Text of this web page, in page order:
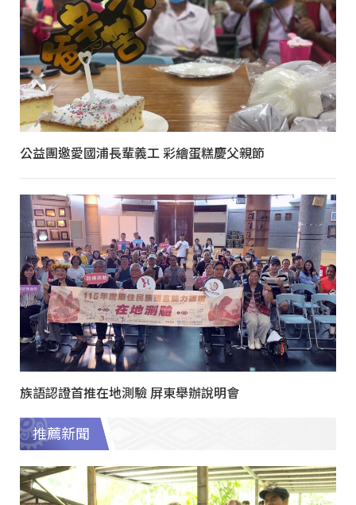
公益團邀愛國浦長輩義工 彩繪蛋糕慶父親節
族語認證首推在地測驗 屏東舉辦說明會
推薦新聞